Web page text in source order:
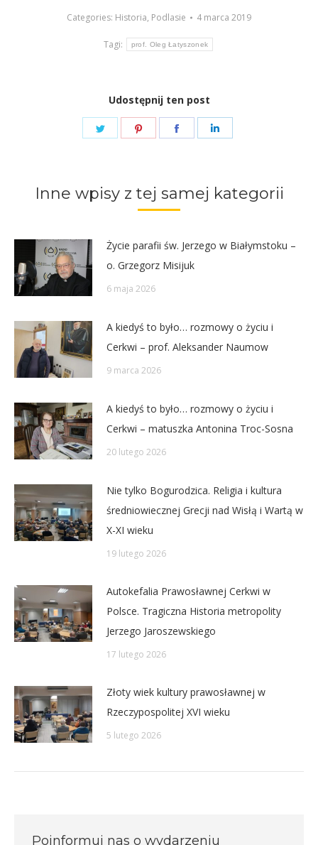
Categories: Historia, Podlasie 4 marca 2019
Tagi: prof. Oleg Łatyszonek
Udostępnij ten post
Share
Share
Share
Inne wpisy z tej samej kategorii
Życie parafii św. Jerzego w Białymstoku –
o. Grzegorz Misijuk
6 maja 2026
A kiedyś to było… rozmowy o życiu i
Cerkwi – prof. Aleksander Naumow
9 marca 2026
A kiedyś to było… rozmowy o życiu i
Cerkwi – matuszka Antonina Troc-Sosna
20 lutego 2026
Nie tylko Bogurodzica. Religia i kultura
średniowiecznej Grecji nad Wisłą i Wartą w
X-XI wieku
19 lutego 2026
Autokefalia Prawosławnej Cerkwi w
Polsce. Tragiczna Historia metropolity
Jerzego Jaroszewskiego
17 lutego 2026
Złoty wiek kultury prawosławnej w
Rzeczypospolitej XVI wieku
5 lutego 2026
Poinformuj nas o wydarzeniu